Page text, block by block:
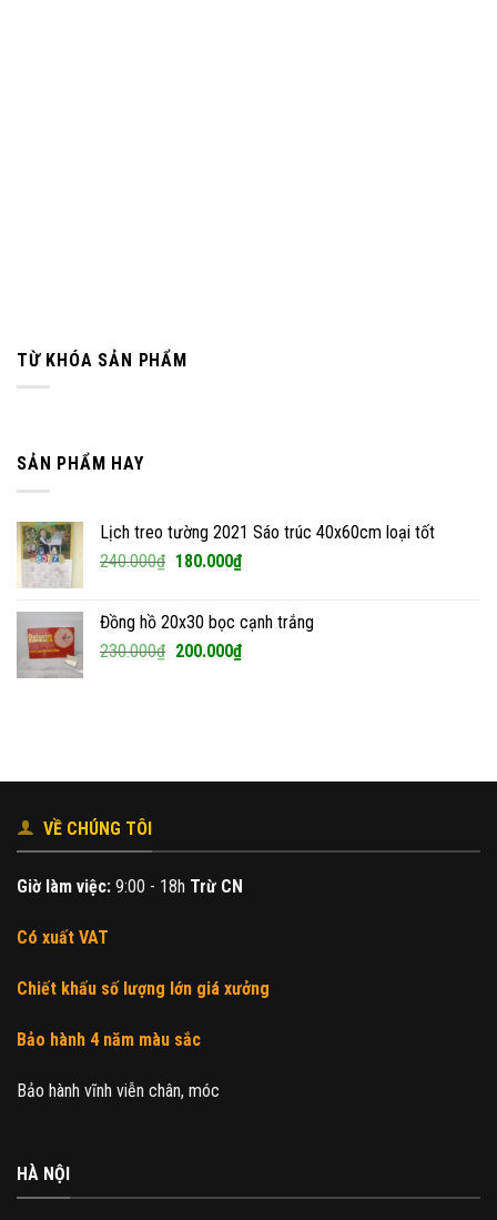
TỪ KHÓA SẢN PHẨM
SẢN PHẨM HAY
Lịch treo tường 2021 Sáo trúc 40x60cm loại tốt
240.000₫ Giá
240.000₫.
180.000₫Giá
là:
180.000₫.
Đồng hồ 20x30 bọc cạnh trắng
230.000₫ Giá
200.000₫Giá
VỀ CHÚNG TÔI
Giờ làm việc: 9:00 - 18h Trừ CN
Có xuất VAT
Chiết khấu số lượng lớn giá xưởng
Bảo hành 4 năm màu sắc
Bảo hành vĩnh viễn chân, móc
HÀ NỘI